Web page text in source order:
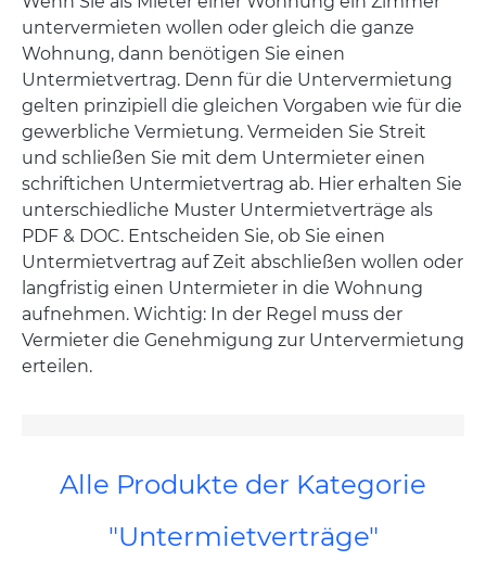
untervermieten wollen oder gleich die ganze
Wohnung, dann benötigen Sie einen
Untermietvertrag. Denn für die Untervermietung
gelten prinzipiell die gleichen Vorgaben wie für die
gewerbliche Vermietung. Vermeiden Sie Streit
und schließen Sie mit dem Untermieter einen
schriftichen Untermietvertrag ab. Hier erhalten Sie
unterschiedliche Muster Untermietverträge als
PDF & DOC. Entscheiden Sie, ob Sie einen
Untermietvertrag auf Zeit abschließen wollen oder
langfristig einen Untermieter in die Wohnung
aufnehmen. Wichtig: In der Regel muss der
Vermieter die Genehmigung zur Untervermietung
erteilen.
Alle Produkte der Kategorie
"Untermietverträge"